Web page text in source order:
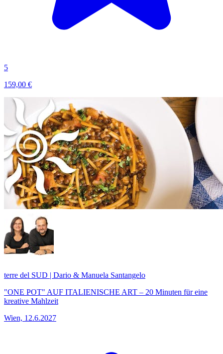
5
159,00 €
terre del SUD | Dario & Manuela Santangelo
"ONE POT" AUF ITALIENISCHE ART – 20 Minuten für eine
kreative Mahlzeit
Wien, 12.6.2027